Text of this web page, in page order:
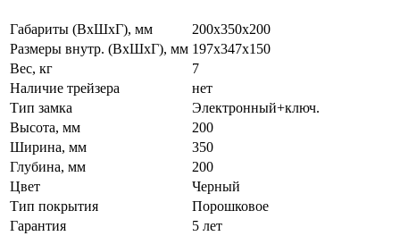
Габариты (ВxШxГ), мм
200x350x200
Размеры внутр. (ВxШxГ), мм 197x347x150
Вес, кг
7
Наличие трейзера
нет
Тип замка
Электронный+ключ.
Высота, мм
200
Ширина, мм
350
Глубина, мм
200
Цвет
Черный
Тип покрытия
Порошковое
Гарантия
5 лет